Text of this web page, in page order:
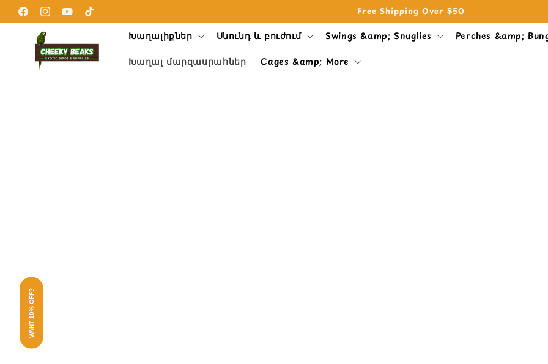
Skip to
content
FacebookInstagram
YouTubeTikTok
Free Shipping Over $50
Խաղալիքներ Սնունդ և բուժում Swings &amp; Snuglies
Perches &amp;
Խաղալ մարզասրահներ
Cages &amp; More
WANT 10% OFF?